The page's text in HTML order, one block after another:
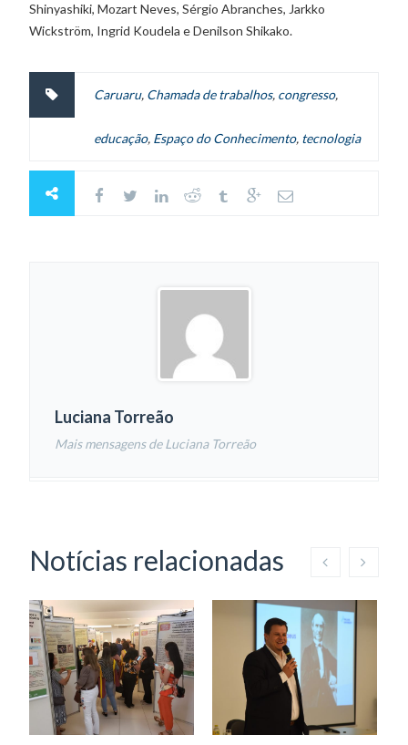
Shinyashiki, Mozart Neves, Sérgio Abranches, Jarkko
Wickström, Ingrid Koudela e Denilson Shikako.
Caruaru, Chamada de trabalhos, congresso,
educação, Espaço do Conhecimento, tecnologia
Luciana Torreão
Mais mensagens de Luciana Torreão
Notícias relacionadas